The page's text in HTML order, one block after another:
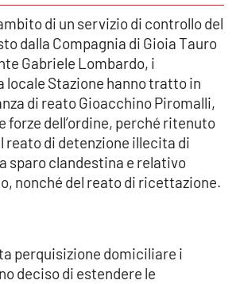
di un servizio di controllo del
dalla Compagnia di Gioia Tauro
Gabriele Lombardo, i
locale Stazione hanno tratto in
di reato Gioacchino Piromalli,
forze dell’ordine, perché ritenuto
reato di detenzione illecita di
sparo clandestina e relativo
nonché del reato di ricettazione.
perquisizione domiciliare i
deciso di estendere le